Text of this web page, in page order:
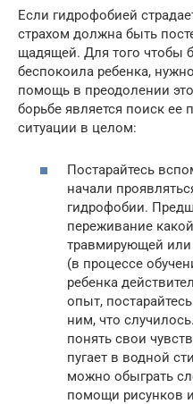
Если гидрофобией
страхом должна быть
щадящей. Для того чтобы
беспокоила ребенка,
помощь в преодолении
борьбе является поиск ее
ситуации в целом:
Постарайтесь
начали
гидрофобии.
переживание
травмирующей или
(в процессе
ребенка
опыт,
ним, что
понять свои
пугает в водной
можно обыграть
помощи рисунков